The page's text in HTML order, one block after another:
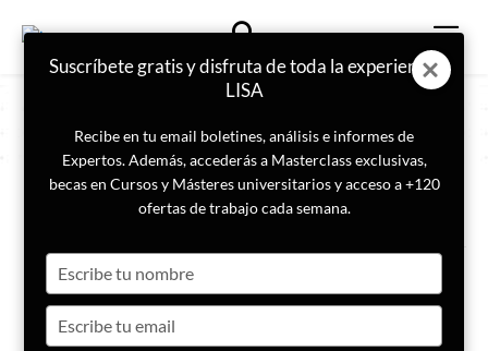
ETIQUETA
Think tank
Qué es un think tank y cuáles
son los más importantes
Suscríbete gratis y disfruta de toda la experiencia
LISA
Recibe en tu email boletines, análisis e informes de
Expertos. Además, accederás a Masterclass exclusivas,
becas en Cursos y Másteres universitarios y acceso a +120
ofertas de trabajo cada semana.
your
name
your